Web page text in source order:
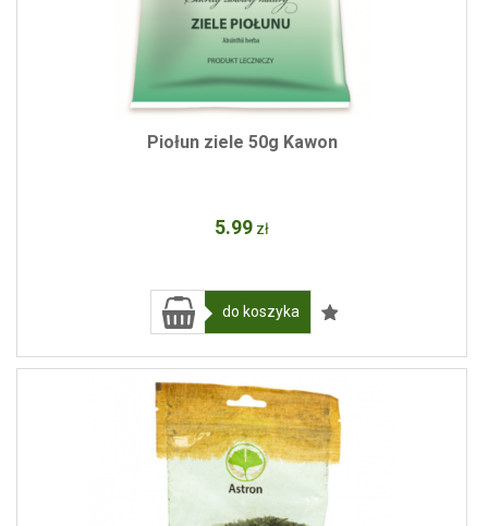
Piołun ziele 50g Kawon
5.99 zł
do koszyka